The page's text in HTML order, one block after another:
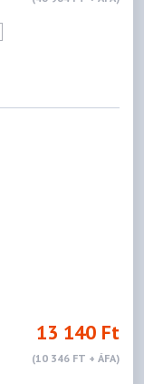
13 140 Ft
(10 346 FT + ÁFA)